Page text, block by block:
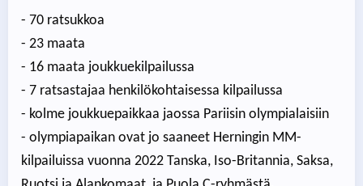
- 70 ratsukkoa
- 23 maata
- 16 maata joukkuekilpailussa
- 7 ratsastajaa henkilökohtaisessa kilpailussa
- kolme joukkuepaikkaa jaossa Pariisin olympialaisiin
- olympiapaikan ovat jo saaneet Herningin MM-
kilpailuissa vuonna 2022 Tanska, Iso-Britannia, Saksa,